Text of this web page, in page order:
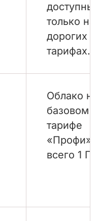
доступны
только на
дорогих
тарифах.
Облако на
базовом
тарифе
«Профи»
всего 1 ГБ.